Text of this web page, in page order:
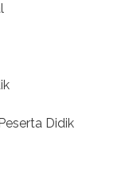
Didik